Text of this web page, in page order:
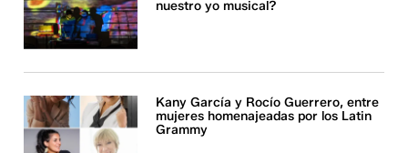
nuestro yo musical?
Kany García y Rocío Guerrero, entre
mujeres homenajeadas por los Latin
Grammy